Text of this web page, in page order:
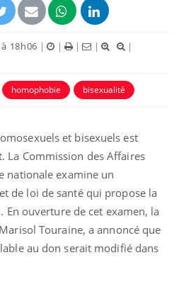
18h06 | | | |
|
homophobie bisexualité
et bisexuels est
La Commission des Affaires
nationale examine un
de loi de santé qui propose la
En ouverture de cet examen, la
Touraine, a annoncé que
au don serait modifié dans